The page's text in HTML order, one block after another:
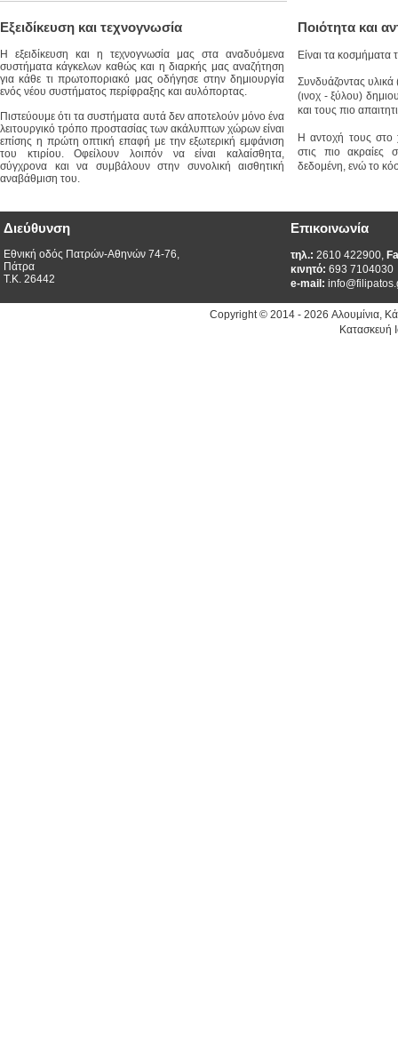
Εξειδίκευση και τεχνογνωσία Ποιότητα και
Η εξειδίκευση και η τεχνογνωσία μας στα αναδυόμενα
συστήματα κάγκελων καθώς και η διαρκής μας αναζήτηση
για κάθε τι πρωτοποριακό μας οδήγησε στην δημιουργία
ενός νέου συστήματος περίφραξης και αυλόπορτας.
Πιστεύουμε ότι τα συστήματα αυτά δεν αποτελούν μόνο ένα
λειτουργικό τρόπο προστασίας των ακάλυπτων χώρων είναι
επίσης η πρώτη οπτική επαφή με την εξωτερική εμφάνιση
του κτιρίου. Οφείλουν λοιπόν να είναι καλαίσθητα,
σύγχρονα και να συμβάλουν στην συνολική αισθητική
αναβάθμιση του.
Είναι τα κοσμήματα
Συνδυάζοντας
(ινοχ - ξύλου)
και τους πιο
Η αντοχή τους στο
στις πιο ακραίες
δεδομένη, ενώ το
Διεύθυνση Επικοινωνία
Εθνική οδός Πατρών-Αθηνών 74-76,
Πάτρα
Τ.Κ. 26442
τηλ.: 2610 422900,
κινητό: 693 7104030
e-mail:
Copyright © 2014 - 2026 Αλουμίνια,
Κατασκευή